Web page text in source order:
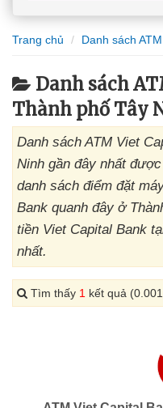
Trang chủ Danh sách ATM
Danh sách
Thành phố Tây
Danh sách ATM Viet
Ninh gần đây nhất
danh sách điểm đặt
Bank quanh đây ở
tiền Viet Capital Bank
nhất.
Tìm thấy 1 kết quả